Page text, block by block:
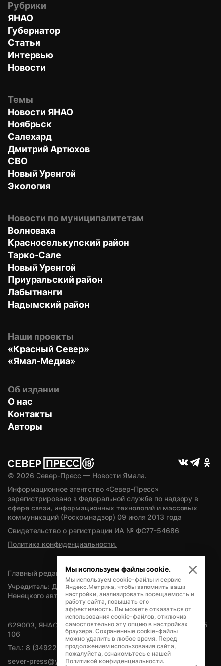
Рубрики
ЯНАО
Губернатор
Статьи
Интервью
Новости
Темы
Новости ЯНАО
Ноябрьск
Салехард
Дмитрий Артюхов
СВО
Новый Уренгой
Экология
Новости по муниципалитетам
Волноваха
Красноселькупский район
Тарко-Сале
Новый Уренгой
Приуральский район
Лабытнанги
Надымский район
Наши проекты
«Красный Север»
«Ямал-Медиа»
Об издании
О нас
Контакты
Авторы
© 2026 Север-Пресс — Новости Ямала.
Информационное агентство «Север-Пресс»
зарегистрировано в Федеральной службе по надзору в
сфере связи, информационных технологий и массовых
коммуникаций (Роскомнадзор) 09 июля 2013 года
Свидетельство о регистрации ИА № ФС77-54686
Политика конфиденциальности.
Главный редактор — А.Л. Поздеев
Учредитель: Департамент внутренней политики Ямало-
Ненецкого автономного округа
629003, ЯНАО, Салехард, мкр. Богдана Кнунянца, д.1, каб.
106
Тел.: 8 (34922) 71262
sever-press@yamal-media.ru
Мы используем файлы cookie.
Мы используем cookie-файлы и сервис
Яндекс.Метрика, чтобы запомнить ваши
настройки, анализировать посещаемость и
работу сайта, повышать его
эффективность. Вы можете отказаться от
использования cookie-файлов, отключив
самостоятельно эту опцию в настройках
браузера. Сохраненные cookie-файлы
можно удалить в любое время. Перед
продолжением использования сайта,
пожалуйста, ознакомьтесь с нашей
Политикой конфиденциальности.